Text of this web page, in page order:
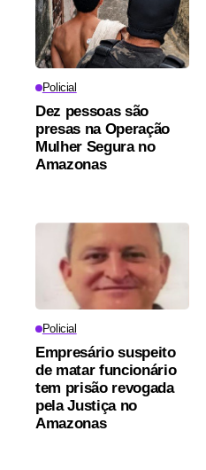
Policial
Dez pessoas são
presas na Operação
Mulher Segura no
Amazonas
Policial
Empresário suspeito
de matar funcionário
tem prisão revogada
pela Justiça no
Amazonas